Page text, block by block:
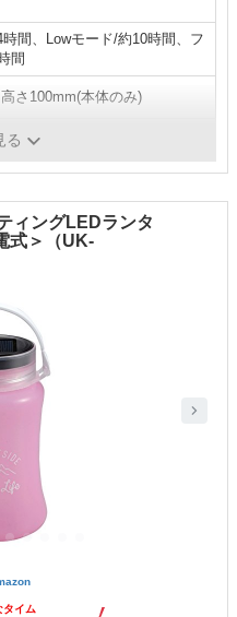
間、Lowモード/約10時間、フ
間
高さ100mm(本体のみ)
池含まず)
る
ィングLEDランタ
式＞（UK-
タイム